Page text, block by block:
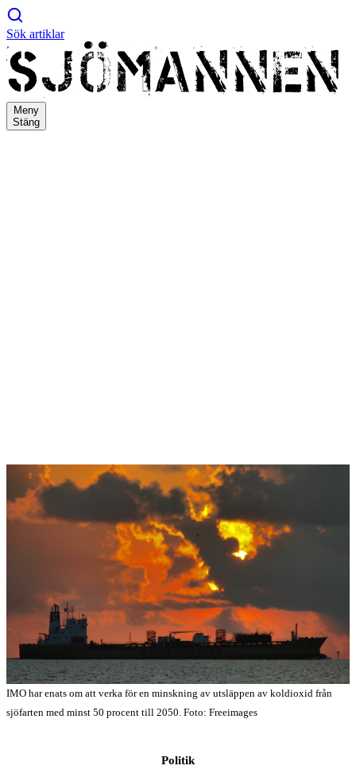
Sök artiklar
Meny
Stäng
IMO har enats om att verka för en minskning av utsläppen av koldioxid från
sjöfarten med minst 50 procent till 2050. Foto: Freeimages
Politik